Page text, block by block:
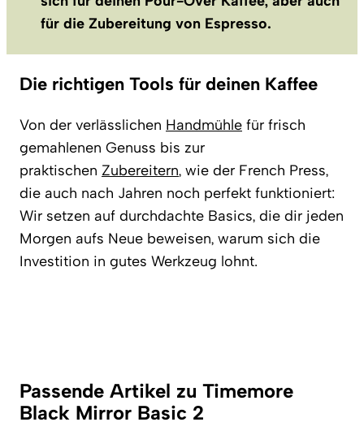
für die Zubereitung von Espresso.
Die richtigen Tools für deinen Kaffee
Von der verlässlichen Handmühle für frisch
gemahlenen Genuss bis zur
praktischen Zubereitern, wie der French Press,
die auch nach Jahren noch perfekt funktioniert:
Wir setzen auf durchdachte Basics, die dir jeden
Morgen aufs Neue beweisen, warum sich die
Investition in gutes Werkzeug lohnt.
Passende Artikel zu Timemore
Black Mirror Basic 2